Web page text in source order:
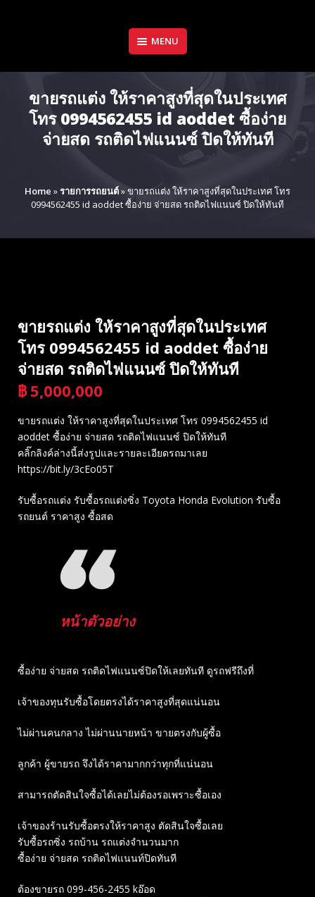
MENU
ขายรถแต่ง ให้ราคาสูงที่สุดในประเทศ
โทร 0994562455 id aoddet ซื้อง่าย
จ่ายสด รถติดไฟแนนซ์ ปิดให้ทันที
Home »รายการรถยนต์»ขายรถแต่ง ให้ราคาสูงที่สุดในประเทศ โทร
0994562455 id aoddet ซื้อง่าย จ่ายสด รถติดไฟแนนซ์ ปิดให้ทันที
ขายรถแต่ง ให้ราคาสูงที่สุดในประเทศ
โทร 0994562455 id aoddet ซื้อง่าย
จ่ายสด รถติดไฟแนนซ์ ปิดให้ทันที
฿ 5,000,000
ขายรถแต่ง ให้ราคาสูงที่สุดในประเทศ โทร 0994562455 id
aoddet ซื้อง่าย จ่ายสด รถติดไฟแนนซ์ ปิดให้ทันที
คลิ๊กลิงค์ล่างนี้ส่งรูปและรายละเอียดรถมาเลย
https://bit.ly/3cEo05T
รับซื้อรถแต่ง รับซื้อรถแต่งซิ่ง Toyota Honda Evolution รับซื้อ
รถยนต์ ราคาสูง ซื้อสด
หน้าตัวอย่าง
ซื้อง่าย จ่ายสด รถติดไฟแนนซ์ปิดให้เลยทันที ดูรถฟรีถึงที่
เจ้าของทุนรับซื้อโดยตรงได้ราคาสูงที่สุดแน่นอน
ไม่ผ่านคนกลาง ไม่ผ่านนายหน้า ขายตรงกับผู้ซื้อ
ลูกค้า ผู้ขายรถ จึงได้ราคามากกว่าทุกที่แน่นอน
สามารถตัดสินใจซื้อได้เลยไม่ต้องรอเพราะซื้อเอง
เจ้าของร้านรับซื้อตรงให้ราคาสูง ตัดสินใจซื้อเลย
รับซื้อรถซิ่ง รถบ้าน รถแต่งจำนวนมาก
ซื้อง่าย จ่ายสด รถติดไฟแนนท์ปิดทันที
ต้องขายรถ 099-456-2455 kอ๊อด